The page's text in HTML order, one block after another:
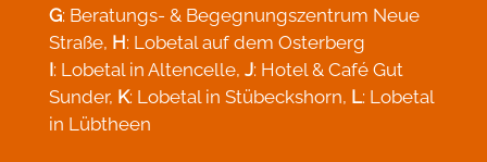
G: Beratungs- & Begegnungszentrum Neue
Straße, H: Lobetal auf dem Osterberg
I: Lobetal in Altencelle, J: Hotel & Café Gut
Sunder, K: Lobetal in Stübeckshorn, L: Lobetal
in Lübtheen